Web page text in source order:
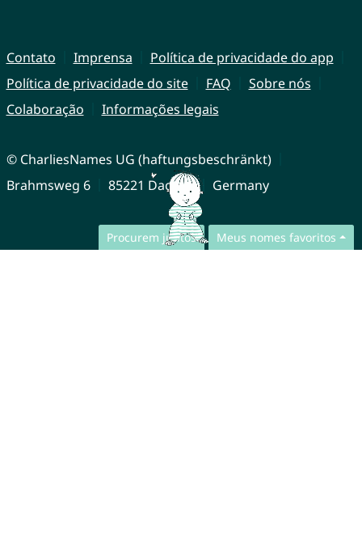
Procurem juntos Meus nomes favoritos
Contato Imprensa
Política de privacidade do app
Política de privacidade do site
FAQ
Sobre nós
Colaboração
Informações legais
© CharliesNames UG (haftungsbeschränkt)
Brahmsweg 6
85221 Dachau Germany